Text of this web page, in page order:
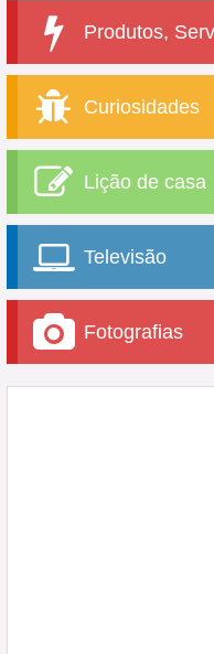
Produtos,
Curiosidades
Lição de casa
Televisão
Fotografias